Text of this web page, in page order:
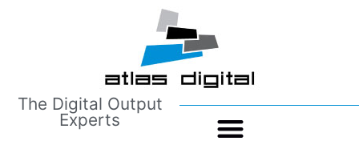
The Digital Output
Experts